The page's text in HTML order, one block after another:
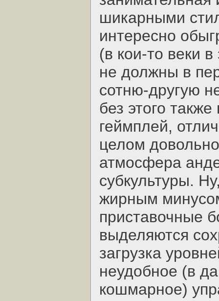
шикарными
интересно
(в кои-то веки
не должны в
сотню-другую
без этого
геймплей,
целом
атмосфера
субкультуры.
жирным
приставочные
выделяются
загрузка
неудобное (в
кошмарное)